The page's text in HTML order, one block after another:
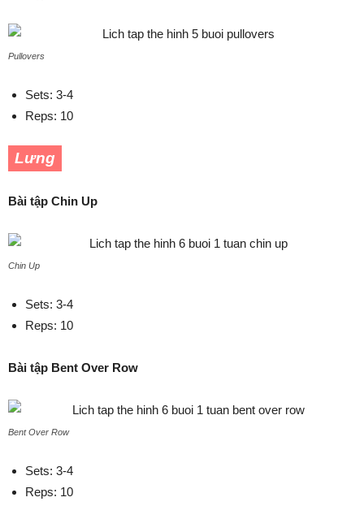
Pullovers
Sets: 3-4
Reps: 10
Lưng
Bài tập Chin Up
Chin Up
Sets: 3-4
Reps: 10
Bài tập Bent Over Row
Bent Over Row
Sets: 3-4
Reps: 10